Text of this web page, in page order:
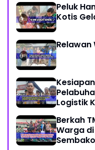
Peluk
Kotis
Relawan
Logistik
Berkah
Warga